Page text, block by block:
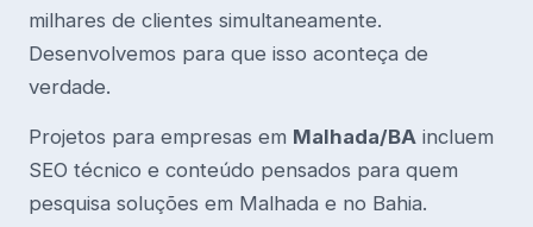
milhares de clientes simultaneamente.
Desenvolvemos para que isso aconteça de
verdade.
Projetos para empresas em Malhada/BA incluem
SEO técnico e conteúdo pensados para quem
pesquisa soluções em Malhada e no Bahia.